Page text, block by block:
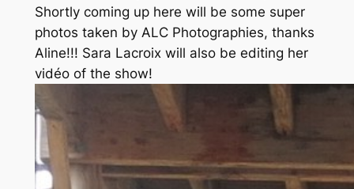
Shortly coming up here will be some super
photos taken by ALC Photographies, thanks
Aline!!! Sara Lacroix will also be editing her
vidéo of the show!